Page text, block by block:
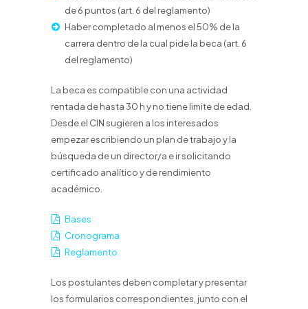
de 6 puntos (art. 6 del reglamento)
Haber completado al menos el 50% de la
carrera dentro de la cual pide la beca (art. 6
del reglamento)
La beca es compatible con una actividad
rentada de hasta 30 h y no tiene limite de edad.
Desde el CIN sugieren a los interesados
empezar escribiendo un plan de trabajo y la
búsqueda de un director/a e ir solicitando
certificado analítico y de rendimiento
académico.
Bases
Cronograma
Reglamento
Los postulantes deben completar y presentar
los formularios correspondientes, junto con el